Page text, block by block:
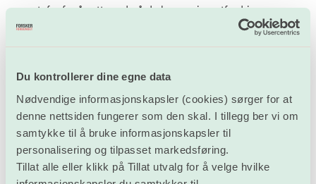
Du kontrollerer dine egne data
Nødvendige informasjonskapsler (cookies) sørger for at
denne nettsiden fungerer som den skal. I tillegg ber vi om
samtykke til å bruke informasjonskapsler til
personalisering og tilpasset markedsføring.
Tillat alle eller klikk på Tillat utvalg for å velge hvilke
metafor for å sette ord på de langvarige utfordringene
sektoren står overfor. Det handler blant annet om et
stort søknadsbyråkrati, høy midlertidighet og kostbare
overordnet, og gir mer myndighet til den enkelte
institusjon og forsker. Og vi har ryddet opp i
Forskningsrådet og dyre byggeprosjekter, sa Hoel.
Han oppfordret til sterkere samarbeid i
forskningssektoren framover.